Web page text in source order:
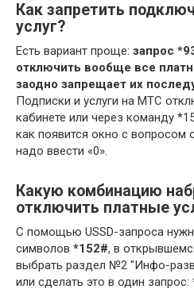
Как запретить
услуг?
Есть вариант проще: запрос
отключить вообще все
заодно запрещает их
Подписки и услуги на МТС
кабинете или через команду
как появится окно с вопросом
надо ввести «0».
Какую комбинацию
отключить платные
С помощью USSD-запроса
символов *152#, в
выбрать раздел №2 "Инфо-
или сделать это в один